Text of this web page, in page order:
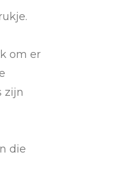
om er
zijn
die